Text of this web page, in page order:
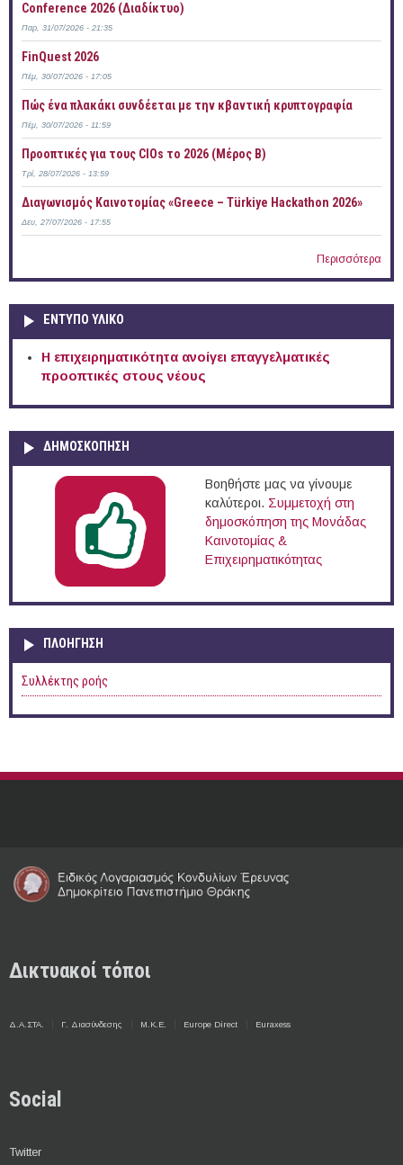
Conference 2026 (Διαδίκτυο)
Παρ, 31/07/2026 - 21:35
FinQuest 2026
Πέμ, 30/07/2026 - 17:05
Πώς ένα πλακάκι συνδέεται με την κβαντική κρυπτογραφία
Πέμ, 30/07/2026 - 11:59
Προοπτικές για τους CIOs το 2026 (Μέρος Β)
Τρί, 28/07/2026 - 13:59
Διαγωνισμός Καινοτομίας «Greece – Türkiye Hackathon 2026»
Δευ, 27/07/2026 - 17:55
Περισσότερα
ΕΝΤΥΠΟ ΥΛΙΚΟ
Η επιχειρηματικότητα ανοίγει επαγγελματικές
προοπτικές στους νέους
ΔΗΜΟΣΚΟΠΗΣΗ
Βοηθήστε μας να γίνουμε
καλύτεροι. Συμμετοχή στη
δημοσκόπηση της Μονάδας
Καινοτομίας &
Επιχειρηματικότητας
ΠΛΟΉΓΗΣΗ
Συλλέκτης ροής
Δικτυακοί τόποι
Δ.Α.ΣΤΑ. Γ. Διασύνδεσης Μ.Κ.Ε. Europe Direct Euraxess
Social
Twitter